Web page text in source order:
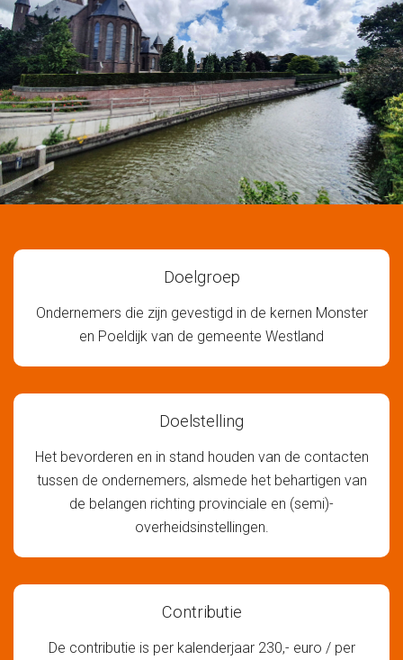
Doelgroep
Ondernemers die zijn gevestigd in de kernen Monster
en Poeldijk van de gemeente Westland
Doelstelling
Het bevorderen en in stand houden van de contacten
tussen de ondernemers, alsmede het behartigen van
de belangen richting provinciale en (semi)-
overheidsinstellingen.
Contributie
De contributie is per kalenderjaar 230,- euro / per